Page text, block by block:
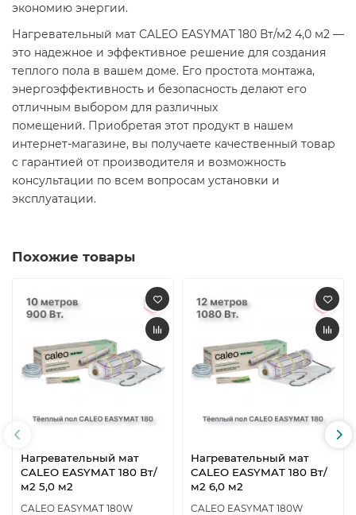
экономию энергии.​
Нагревательный мат CALEO EASYMAT 180 Вт/м2 4,0 м2 —
это надежное и эффективное решение для создания
теплого пола в вашем доме. Его простота монтажа,
энергоэффективность и безопасность делают его
отличным выбором для различных
помещений. Приобретая этот продукт в нашем
интернет-магазине, вы получаете качественный товар
с гарантией от производителя и возможность
консультации по всем вопросам установки и
эксплуатации.​
Похожие товары
Нагревательный мат
CALEO EASYMAT 180 Вт/
м2 5,0 м2
CALEO EASYMAT 180W
Нагревательный мат
CALEO EASYMAT 180 Вт/
м2 6,0 м2
CALEO EASYMAT 180W